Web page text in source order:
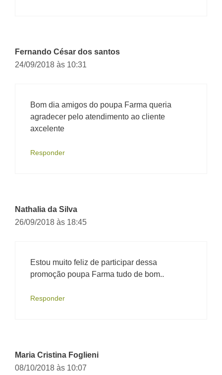
Fernando César dos santos
24/09/2018 às 10:31
Bom dia amigos do poupa Farma queria
agradecer pelo atendimento ao cliente
axcelente
Responder
Nathalia da Silva
26/09/2018 às 18:45
Estou muito feliz de participar dessa
promoção poupa Farma tudo de bom..
Responder
Maria Cristina Foglieni
08/10/2018 às 10:07